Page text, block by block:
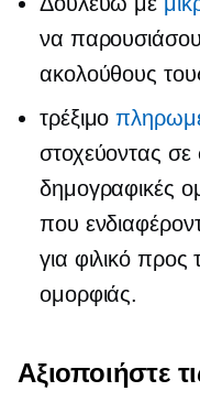
να
ακολούθους
τρέξιμο
στοχεύοντας σε
δημογραφικές
που
για φιλικό προς
ομορφιάς.
Αξιοποιήστε